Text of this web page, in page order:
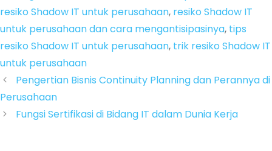
resiko Shadow IT untuk perusahaan, resiko Shadow IT
untuk perusahaan dan cara mengantisipasinya, tips
resiko Shadow IT untuk perusahaan, trik resiko Shadow IT
untuk perusahaan
Pengertian Bisnis Continuity Planning dan Perannya di
Perusahaan
Fungsi Sertifikasi di Bidang IT dalam Dunia Kerja